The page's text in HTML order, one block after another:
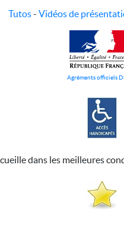
Tutos- Vidéos de
Agréments officiels
dans les meilleures